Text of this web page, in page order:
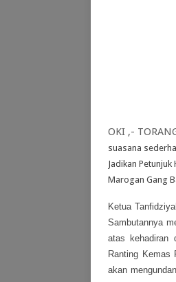
OKI ,-
suasana
Jadikan
Marogan Gang
Ketua
Sambutannya
atas kehadiran
Ranting Kemas
akan